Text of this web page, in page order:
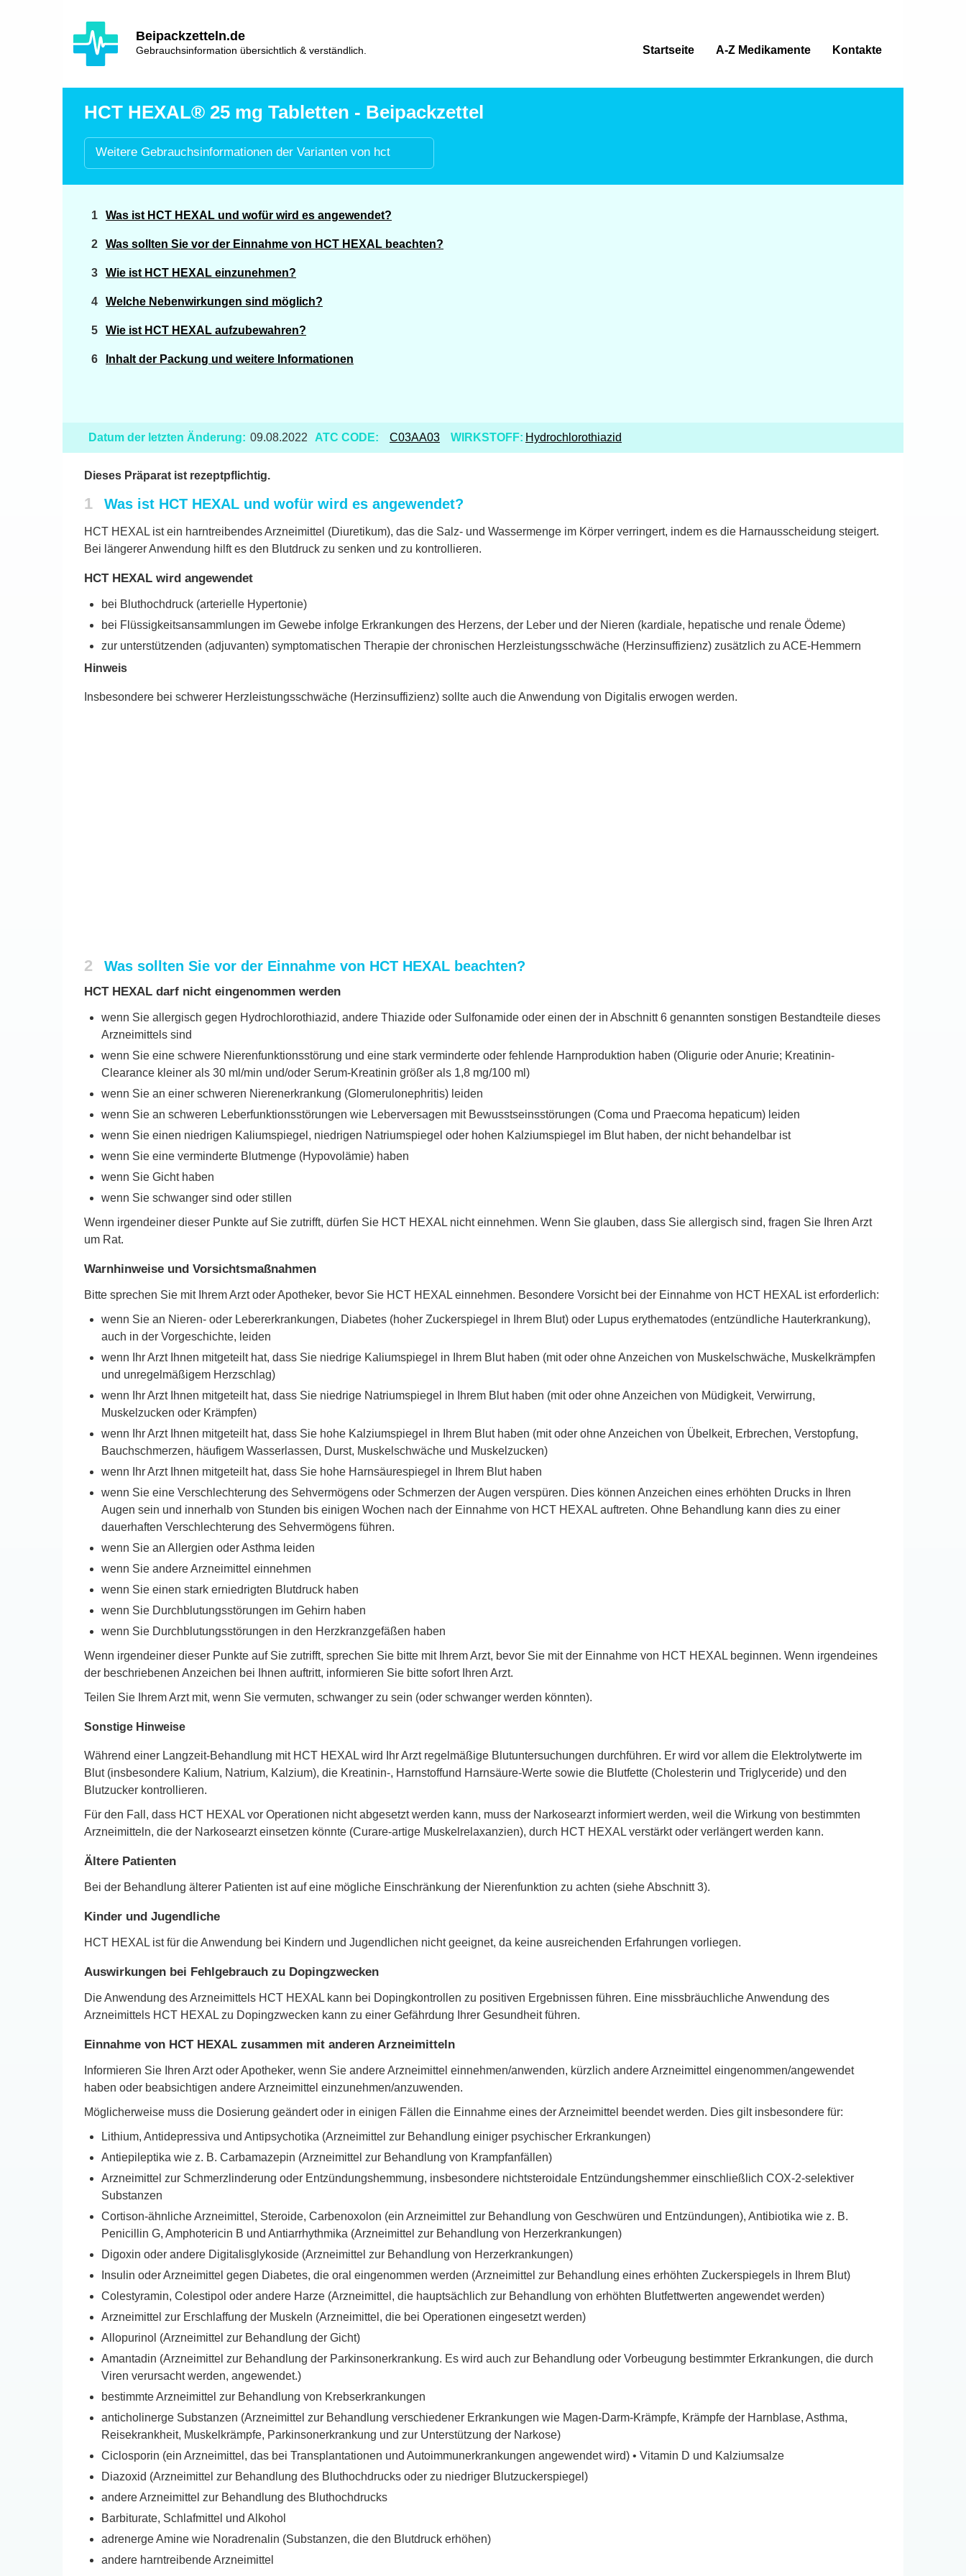
Beipackzetteln.de
Gebrauchsinformation übersichtlich & verständlich.
Hlavní
navigace
Startseite A-Z Medikamente Kontakte
HCT HEXAL® 25 mg Tabletten - Beipackzettel
Weitere Gebrauchsinformationen der Varianten von hct
Was ist HCT HEXAL und wofür wird es angewendet?
Was sollten Sie vor der Einnahme von HCT HEXAL beachten?
Wie ist HCT HEXAL einzunehmen?
Welche Nebenwirkungen sind möglich?
Wie ist HCT HEXAL aufzubewahren?
Inhalt der Packung und weitere Informationen
Datum der letzten Änderung: 09.08.2022 ATC CODE: C03AA03 WIRKSTOFF: Hydrochlorothiazid
Dieses Präparat ist rezeptpflichtig.
1 Was ist HCT HEXAL und wofür wird es angewendet?
HCT HEXAL ist ein harntreibendes Arzneimittel (Diuretikum), das die Salz- und Wassermenge im Körper verringert, indem es die Harnausscheidung steigert.
Bei längerer Anwendung hilft es den Blutdruck zu senken und zu kontrollieren.
HCT HEXAL wird angewendet
bei Bluthochdruck (arterielle Hypertonie)
bei Flüssigkeitsansammlungen im Gewebe infolge Erkrankungen des Herzens, der Leber und der Nieren (kardiale, hepatische und renale Ödeme)
zur unterstützenden (adjuvanten) symptomatischen Therapie der chronischen Herzleistungsschwäche (Herzinsuffizienz) zusätzlich zu ACE-Hemmern
Hinweis
Insbesondere bei schwerer Herzleistungsschwäche (Herzinsuffizienz) sollte auch die Anwendung von Digitalis erwogen werden.
2 Was sollten Sie vor der Einnahme von HCT HEXAL beachten?
HCT HEXAL darf nicht eingenommen werden
wenn Sie allergisch gegen Hydrochlorothiazid, andere Thiazide oder Sulfonamide oder einen der in Abschnitt 6 genannten sonstigen Bestandteile dieses
Arzneimittels sind
wenn Sie eine schwere Nierenfunktionsstörung und eine stark verminderte oder fehlende Harnproduktion haben (Oligurie oder Anurie; Kreatinin-
Clearance kleiner als 30 ml/min und/oder Serum-Kreatinin größer als 1,8 mg/100 ml)
wenn Sie an einer schweren Nierenerkrankung (Glomerulonephritis) leiden
wenn Sie an schweren Leberfunktionsstörungen wie Leberversagen mit Bewusstseinsstörungen (Coma und Praecoma hepaticum) leiden
wenn Sie einen niedrigen Kaliumspiegel, niedrigen Natriumspiegel oder hohen Kalziumspiegel im Blut haben, der nicht behandelbar ist
wenn Sie eine verminderte Blutmenge (Hypovolämie) haben
wenn Sie Gicht haben
wenn Sie schwanger sind oder stillen
Wenn irgendeiner dieser Punkte auf Sie zutrifft, dürfen Sie HCT HEXAL nicht einnehmen. Wenn Sie glauben, dass Sie allergisch sind, fragen Sie Ihren Arzt
um Rat.
Warnhinweise und Vorsichtsmaßnahmen
Bitte sprechen Sie mit Ihrem Arzt oder Apotheker, bevor Sie HCT HEXAL einnehmen. Besondere Vorsicht bei der Einnahme von HCT HEXAL ist erforderlich:
wenn Sie an Nieren- oder Lebererkrankungen, Diabetes (hoher Zuckerspiegel in Ihrem Blut) oder Lupus erythematodes (entzündliche Hauterkrankung),
auch in der Vorgeschichte, leiden
wenn Ihr Arzt Ihnen mitgeteilt hat, dass Sie niedrige Kaliumspiegel in Ihrem Blut haben (mit oder ohne Anzeichen von Muskelschwäche, Muskelkrämpfen
und unregelmäßigem Herzschlag)
wenn Ihr Arzt Ihnen mitgeteilt hat, dass Sie niedrige Natriumspiegel in Ihrem Blut haben (mit oder ohne Anzeichen von Müdigkeit, Verwirrung,
Muskelzucken oder Krämpfen)
wenn Ihr Arzt Ihnen mitgeteilt hat, dass Sie hohe Kalziumspiegel in Ihrem Blut haben (mit oder ohne Anzeichen von Übelkeit, Erbrechen, Verstopfung,
Bauchschmerzen, häufigem Wasserlassen, Durst, Muskelschwäche und Muskelzucken)
wenn Ihr Arzt Ihnen mitgeteilt hat, dass Sie hohe Harnsäurespiegel in Ihrem Blut haben
wenn Sie eine Verschlechterung des Sehvermögens oder Schmerzen der Augen verspüren. Dies können Anzeichen eines erhöhten Drucks in Ihren
Augen sein und innerhalb von Stunden bis einigen Wochen nach der Einnahme von HCT HEXAL auftreten. Ohne Behandlung kann dies zu einer
dauerhaften Verschlechterung des Sehvermögens führen.
wenn Sie an Allergien oder Asthma leiden
wenn Sie andere Arzneimittel einnehmen
wenn Sie einen stark erniedrigten Blutdruck haben
wenn Sie Durchblutungsstörungen im Gehirn haben
wenn Sie Durchblutungsstörungen in den Herzkranzgefäßen haben
Wenn irgendeiner dieser Punkte auf Sie zutrifft, sprechen Sie bitte mit Ihrem Arzt, bevor Sie mit der Einnahme von HCT HEXAL beginnen. Wenn irgendeines
der beschriebenen Anzeichen bei Ihnen auftritt, informieren Sie bitte sofort Ihren Arzt.
Teilen Sie Ihrem Arzt mit, wenn Sie vermuten, schwanger zu sein (oder schwanger werden könnten).
Sonstige Hinweise
Während einer Langzeit-Behandlung mit HCT HEXAL wird Ihr Arzt regelmäßige Blutuntersuchungen durchführen. Er wird vor allem die Elektrolytwerte im
Blut (insbesondere Kalium, Natrium, Kalzium), die Kreatinin-, Harnstoffund Harnsäure-Werte sowie die Blutfette (Cholesterin und Triglyceride) und den
Blutzucker kontrollieren.
Für den Fall, dass HCT HEXAL vor Operationen nicht abgesetzt werden kann, muss der Narkosearzt informiert werden, weil die Wirkung von bestimmten
Arzneimitteln, die der Narkosearzt einsetzen könnte (Curare-artige Muskelrelaxanzien), durch HCT HEXAL verstärkt oder verlängert werden kann.
Ältere Patienten
Bei der Behandlung älterer Patienten ist auf eine mögliche Einschränkung der Nierenfunktion zu achten (siehe Abschnitt 3).
Kinder und Jugendliche
HCT HEXAL ist für die Anwendung bei Kindern und Jugendlichen nicht geeignet, da keine ausreichenden Erfahrungen vorliegen.
Auswirkungen bei Fehlgebrauch zu Dopingzwecken
Die Anwendung des Arzneimittels HCT HEXAL kann bei Dopingkontrollen zu positiven Ergebnissen führen. Eine missbräuchliche Anwendung des
Arzneimittels HCT HEXAL zu Dopingzwecken kann zu einer Gefährdung Ihrer Gesundheit führen.
Einnahme von HCT HEXAL zusammen mit anderen Arzneimitteln
Informieren Sie Ihren Arzt oder Apotheker, wenn Sie andere Arzneimittel einnehmen/anwenden, kürzlich andere Arzneimittel eingenommen/angewendet
haben oder beabsichtigen andere Arzneimittel einzunehmen/anzuwenden.
Möglicherweise muss die Dosierung geändert oder in einigen Fällen die Einnahme eines der Arzneimittel beendet werden. Dies gilt insbesondere für:
Lithium, Antidepressiva und Antipsychotika (Arzneimittel zur Behandlung einiger psychischer Erkrankungen)
Antiepileptika wie z. B. Carbamazepin (Arzneimittel zur Behandlung von Krampfanfällen)
Arzneimittel zur Schmerzlinderung oder Entzündungshemmung, insbesondere nichtsteroidale Entzündungshemmer einschließlich COX-2-selektiver
Substanzen
Cortison-ähnliche Arzneimittel, Steroide, Carbenoxolon (ein Arzneimittel zur Behandlung von Geschwüren und Entzündungen), Antibiotika wie z. B.
Penicillin G, Amphotericin B und Antiarrhythmika (Arzneimittel zur Behandlung von Herzerkrankungen)
Digoxin oder andere Digitalisglykoside (Arzneimittel zur Behandlung von Herzerkrankungen)
Insulin oder Arzneimittel gegen Diabetes, die oral eingenommen werden (Arzneimittel zur Behandlung eines erhöhten Zuckerspiegels in Ihrem Blut)
Colestyramin, Colestipol oder andere Harze (Arzneimittel, die hauptsächlich zur Behandlung von erhöhten Blutfettwerten angewendet werden)
Arzneimittel zur Erschlaffung der Muskeln (Arzneimittel, die bei Operationen eingesetzt werden)
Allopurinol (Arzneimittel zur Behandlung der Gicht)
Amantadin (Arzneimittel zur Behandlung der Parkinsonerkrankung. Es wird auch zur Behandlung oder Vorbeugung bestimmter Erkrankungen, die durch
Viren verursacht werden, angewendet.)
bestimmte Arzneimittel zur Behandlung von Krebserkrankungen
anticholinerge Substanzen (Arzneimittel zur Behandlung verschiedener Erkrankungen wie Magen-Darm-Krämpfe, Krämpfe der Harnblase, Asthma,
Reisekrankheit, Muskelkrämpfe, Parkinsonerkrankung und zur Unterstützung der Narkose)
Ciclosporin (ein Arzneimittel, das bei Transplantationen und Autoimmunerkrankungen angewendet wird) • Vitamin D und Kalziumsalze
Diazoxid (Arzneimittel zur Behandlung des Bluthochdrucks oder zu niedriger Blutzuckerspiegel)
andere Arzneimittel zur Behandlung des Bluthochdrucks
Barbiturate, Schlafmittel und Alkohol
adrenerge Amine wie Noradrenalin (Substanzen, die den Blutdruck erhöhen)
andere harntreibende Arzneimittel